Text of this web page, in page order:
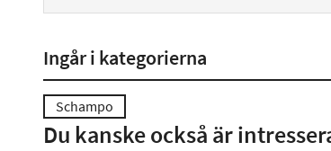
Ingår i kategorierna
Schampo
Du kanske också är